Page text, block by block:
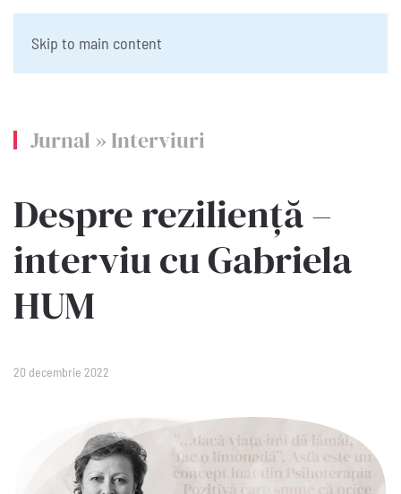
Skip to main content
Jurnal » Interviuri
Despre reziliență –
interviu cu Gabriela
HUM
20 decembrie 2022